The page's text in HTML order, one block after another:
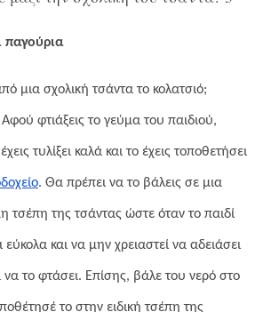
παγούρια
μια σχολική τσάντα το κολατσιό;
φτιάξεις το γεύμα του παιδιού,
τυλίξει καλά και το έχεις τοποθετήσει
. Θα πρέπει να το βάλεις σε μια
τσέπη της τσάντας ώστε όταν το παιδί
εύκολα και να μην χρειαστεί να αδειάσει
να το φτάσει. Επίσης, βάλε του νερό στο
το στην ειδική τσέπη της